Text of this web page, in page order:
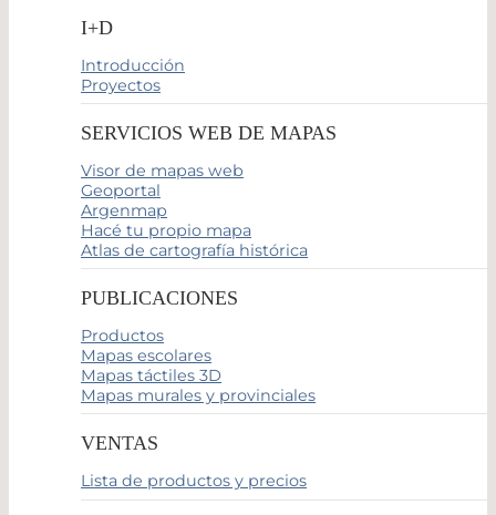
I+D
Introducción
Proyectos
SERVICIOS WEB DE MAPAS
Visor de mapas web
Geoportal
Argenmap
Hacé tu propio mapa
Atlas de cartografía histórica
PUBLICACIONES
Productos
Mapas escolares
Mapas táctiles 3D
Mapas murales y provinciales
VENTAS
Lista de productos y precios